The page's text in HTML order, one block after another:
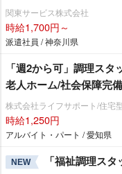
関東サービス株式会社
時給1,700円～
派遣社員 / 神奈川県
「週2から可」調理ス
老人ホーム/社会保障完備
株式会社ライフサポート/住宅
時給1,250円
アルバイト・パート / 愛知県
NEW 「福祉調理ス